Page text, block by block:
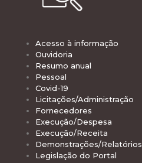
Acesso à informação
Ouvidoria
Resumo anual
Pessoal
Covid-19
Licitações/Administração
Fornecedores
Execução/Despesa
Execução/Receita
Demonstrações/Relatórios
Legislação do Portal